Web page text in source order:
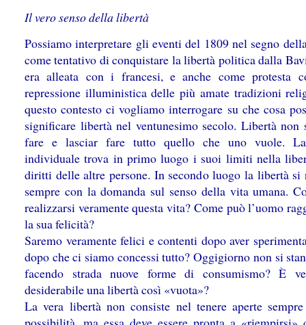
Il vero senso della libertà
Possiamo interpretare gli eventi del 1809 nel segno
come tentativo di conquistare la libertà politica dalla
era alleata con i francesi, e anche come protesta
repressione illuministica delle più amate tradizioni
questo contesto ci vogliamo interrogare su che cosa
significare libertà nel ventunesimo secolo. Libertà non
fare e lasciar fare tutto quello che uno vuole.
individuale trova in primo luogo i suoi limiti nella
diritti delle altre persone. In secondo luogo la libertà si
sempre con la domanda sul senso della vita umana.
realizzarsi veramente questa vita? Come può l’uomo
la sua felicità?
Saremo veramente felici e contenti dopo aver
dopo che ci siamo concessi tutto? Oggigiorno non si
facendo strada nuove forme di consumismo? È
desiderabile una libertà così «vuota»?
La vera libertà non consiste nel tenere aperte